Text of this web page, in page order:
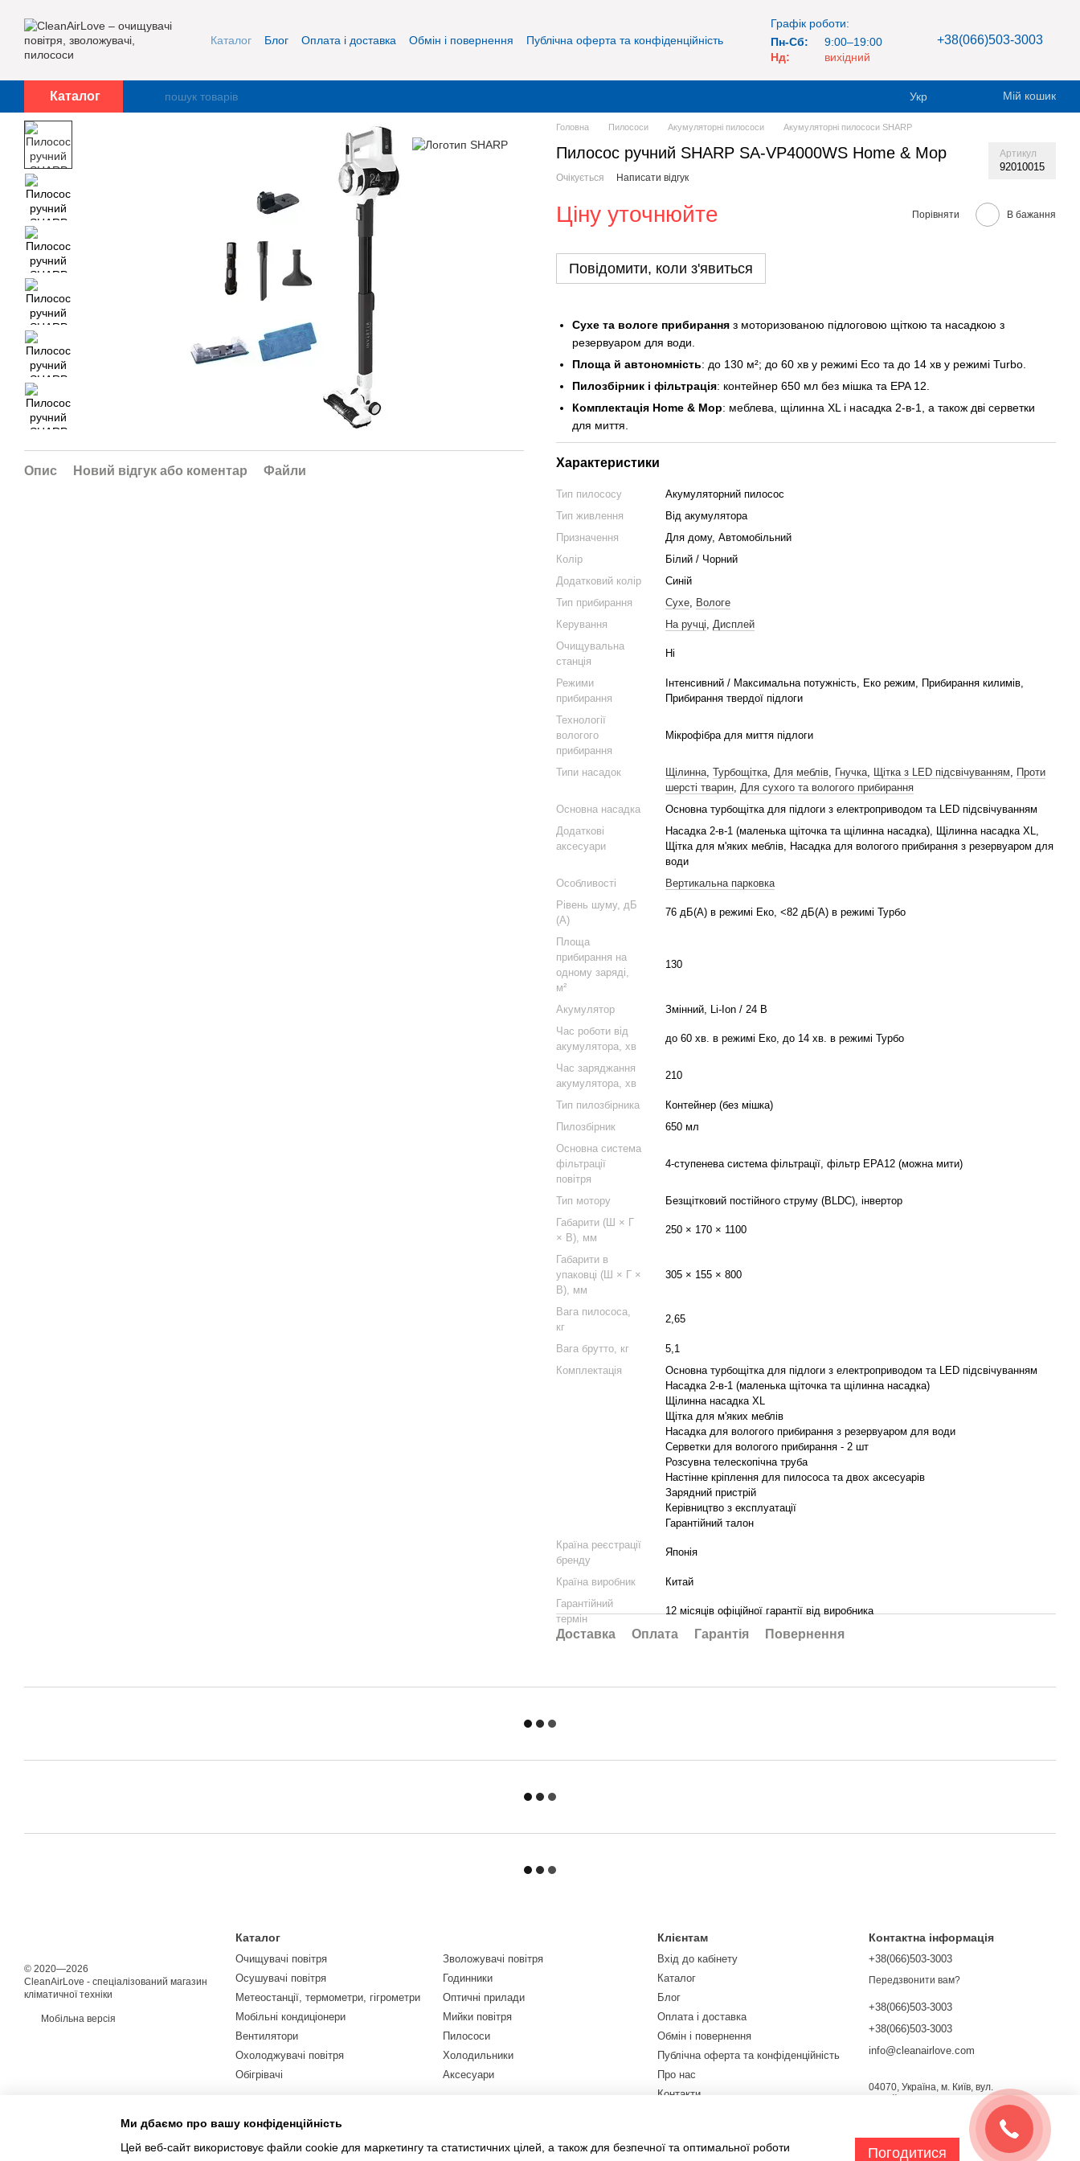
Каталог Блог Оплата і доставка Обмін і повернення
Публічна оферта та конфіденційність
Графік роботи:
Пн-Сб:
9:00–19:00
Нд:
вихідний
+38(066)503-3003
Каталог Укр Мій кошик
Опис Новий відгук або коментар Файли
Головна Пилососи Акумуляторні пилососи Акумуляторні пилососи SHARP
Пилосос ручний SHARP SA-VP4000WS Home & Mop Артикул
92010015
Очікується Написати відгук
Ціну уточнюйте Порівняти В бажання
Повідомити, коли з'явиться
Сухе та вологе прибирання з моторизованою підлоговою щіткою та насадкою з
резервуаром для води.
Площа й автономність: до 130 м²; до 60 хв у режимі Eco та до 14 хв у режимі Turbo.
Пилозбірник і фільтрація: контейнер 650 мл без мішка та EPA 12.
Комплектація Home & Mop: меблева, щілинна XL і насадка 2-в-1, а також дві серветки
для миття.
Характеристики
Тип пилососу
Акумуляторний пилосос
Тип живлення
Від акумулятора
Призначення
Для дому, Автомобільний
Колір
Білий / Чорний
Додатковий колір
Синій
Тип прибирання
Сухе, Вологе
Керування
На ручці, Дисплей
Очищувальна
станція
Ні
Режими
прибирання
Інтенсивний / Максимальна потужність, Еко режим, Прибирання килимів,
Прибирання твердої підлоги
Технології
вологого
прибирання
Мікрофібра для миття підлоги
Типи насадок Щілинна, Турбощітка, Для меблів, Гнучка, Щітка з LED підсвічуванням, Проти
шерсті тварин, Для сухого та вологого прибирання
Основна насадка
Основна турбощітка для підлоги з електроприводом та LED підсвічуванням
Додаткові
аксесуари
Насадка 2-в-1 (маленька щіточка та щілинна насадка), Щілинна насадка XL,
Щітка для м'яких меблів, Насадка для вологого прибирання з резервуаром для
води
Особливості
Вертикальна парковка
Рівень шуму, дБ
(А)
76 дБ(А) в режимі Еко, <82 дБ(А) в режимі Турбо
Площа
прибирання на
одному заряді,
м²
130
Акумулятор
Змінний, Li-Ion / 24 В
Час роботи від
акумулятора, хв
до 60 хв. в режимі Еко, до 14 хв. в режимі Турбо
Час заряджання
акумулятора, хв
210
Тип пилозбірника
Контейнер (без мішка)
Пилозбірник
650 мл
Основна система
фільтрації
повітря
4-ступенева система фільтрації, фільтр EPA12 (можна мити)
Тип мотору
Безщітковий постійного струму (BLDC), інвертор
Габарити (Ш × Г
× В), мм
250 × 170 × 1100
Габарити в
упаковці (Ш × Г ×
В), мм
305 × 155 × 800
Вага пилососа,
кг
2,65
Вага брутто, кг
5,1
Комплектація
Основна турбощітка для підлоги з електроприводом та LED підсвічуванням
Насадка 2-в-1 (маленька щіточка та щілинна насадка)
Щілинна насадка XL
Щітка для м'яких меблів
Насадка для вологого прибирання з резервуаром для води
Серветки для вологого прибирання - 2 шт
Розсувна телескопічна труба
Настінне кріплення для пилососа та двох аксесуарів
Зарядний пристрій
Керівництво з експлуатації
Гарантійний талон
Країна реєстрації
бренду
Японія
Країна виробник
Китай
Гарантійний
термін
12 місяців офіційної гарантії від виробника
Доставка Оплата Гарантія Повернення
© 2020—2026
CleanAirLove - спеціалізований магазин
кліматичної техніки
Мобільна версія
Каталог
Очищувачі повітря
Осушувачі повітря
Метеостанції, термометри, гігрометри
Мобільні кондиціонери
Вентилятори
Охолоджувачі повітря
Обігрівачі
Зволожувачі повітря
Годинники
Оптичні прилади
Мийки повітря
Пилососи
Холодильники
Аксесуари
Клієнтам
Вхід до кабінету
Каталог
Блог
Оплата і доставка
Обмін і повернення
Публічна оферта та конфіденційність
Про нас
Контакти
Контактна інформація
+38(066)503-3003
Передзвонити вам?
+38(066)503-3003
+38(066)503-3003
info@cleanairlove.com
04070, Україна, м. Київ, вул.
Ми дбаємо про вашу конфіденційність
Цей веб-сайт використовує файли cookie для маркетингу та статистичних цілей, а також для безпечної та оптимальної роботи
Погодитися